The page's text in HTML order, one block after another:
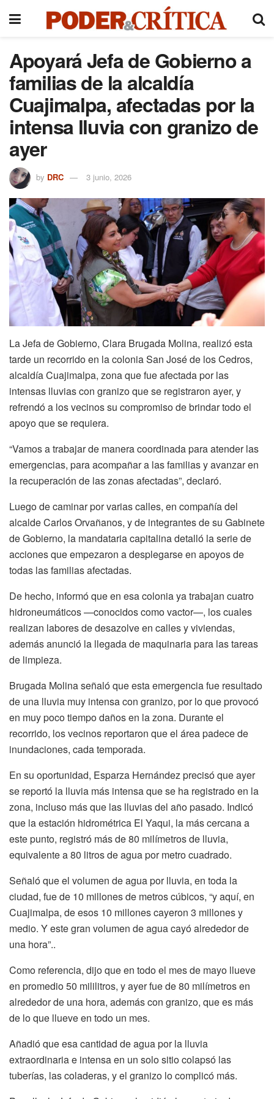
Apoyará Jefa de Gobierno a
familias de la alcaldía
Cuajimalpa, afectadas por la
intensa lluvia con granizo de
ayer
by DRC 3 junio, 2026
La Jefa de Gobierno, Clara Brugada Molina, realizó esta
tarde un recorrido en la colonia San José de los Cedros,
alcaldía Cuajimalpa, zona que fue afectada por las
intensas lluvias con granizo que se registraron ayer, y
refrendó a los vecinos su compromiso de brindar todo el
apoyo que se requiera.
“Vamos a trabajar de manera coordinada para atender las
emergencias, para acompañar a las familias y avanzar en
la recuperación de las zonas afectadas”, declaró.
Luego de caminar por varias calles, en compañía del
alcalde Carlos Orvañanos, y de integrantes de su Gabinete
de Gobierno, la mandataria capitalina detalló la serie de
acciones que empezaron a desplegarse en apoyos de
todas las familias afectadas.
De hecho, informó que en esa colonia ya trabajan cuatro
hidroneumáticos —conocidos como vactor—, los cuales
realizan labores de desazolve en calles y viviendas,
además anunció la llegada de maquinaria para las tareas
de limpieza.
Brugada Molina señaló que esta emergencia fue resultado
de una lluvia muy intensa con granizo, por lo que provocó
en muy poco tiempo daños en la zona. Durante el
recorrido, los vecinos reportaron que el área padece de
inundaciones, cada temporada.
En su oportunidad, Esparza Hernández precisó que ayer
se reportó la lluvia más intensa que se ha registrado en la
zona, incluso más que las lluvias del año pasado. Indicó
que la estación hidrométrica El Yaqui, la más cercana a
este punto, registró más de 80 milímetros de lluvia,
equivalente a 80 litros de agua por metro cuadrado.
Señaló que el volumen de agua por lluvia, en toda la
ciudad, fue de 10 millones de metros cúbicos, “y aquí, en
Cuajimalpa, de esos 10 millones cayeron 3 millones y
medio. Y este gran volumen de agua cayó alrededor de
una hora”..
Como referencia, dijo que en todo el mes de mayo llueve
en promedio 50 mililitros, y ayer fue de 80 milímetros en
alrededor de una hora, además con granizo, que es más
de lo que llueve en todo un mes.
Añadió que esa cantidad de agua por la lluvia
extraordinaria e intensa en un solo sitio colapsó las
tuberías, las coladeras, y el granizo lo complicó más.